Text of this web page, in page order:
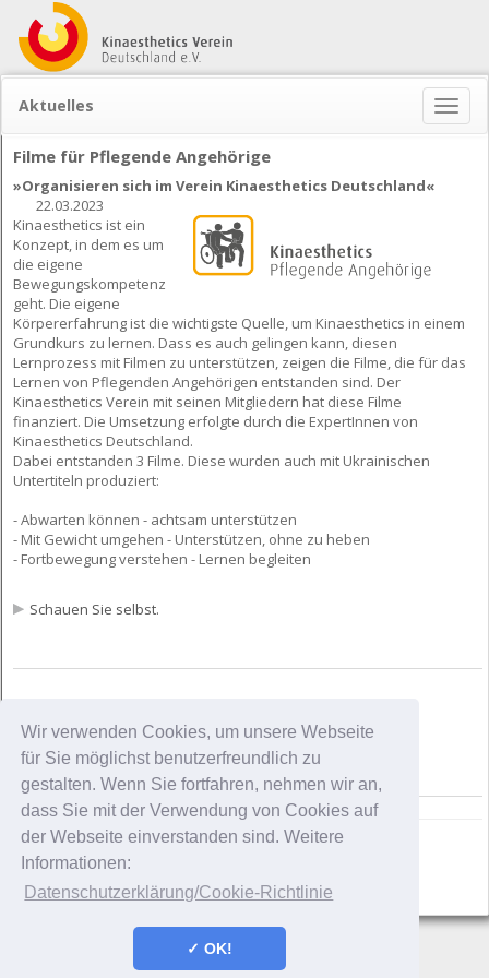
Wir verwenden Cookies, um unsere Webseite
für Sie möglichst benutzerfreundlich zu
gestalten. Wenn Sie fortfahren, nehmen wir an,
dass Sie mit der Verwendung von Cookies auf
der Webseite einverstanden sind. Weitere
Informationen:
Datenschutzerklärung/Cookie-Richtlinie
✓ OK!
Aktuelles
ein-/
Filme für Pflegende Angehörige
»Organisieren sich im Verein Kinaesthetics Deutschland«
22.03.2023
Kinaesthetics ist ein
Konzept, in dem es um
die eigene
Bewegungskompetenz
geht. Die eigene
Körpererfahrung ist die wichtigste Quelle, um Kinaesthetics in einem
Grundkurs zu lernen. Dass es auch gelingen kann, diesen
Lernprozess mit Filmen zu unterstützen, zeigen die Filme, die für das
Lernen von Pflegenden Angehörigen entstanden sind. Der
Kinaesthetics Verein mit seinen Mitgliedern hat diese Filme
finanziert. Die Umsetzung erfolgte durch die ExpertInnen von
Kinaesthetics Deutschland.
Dabei entstanden 3 Filme. Diese wurden auch mit Ukrainischen
Untertiteln produziert:
- Abwarten können - achtsam unterstützen
- Mit Gewicht umgehen - Unterstützen, ohne zu heben
- Fortbewegung verstehen - Lernen begleiten
Schauen Sie selbst.
Kontakt Impressum Datenschutzerklärung